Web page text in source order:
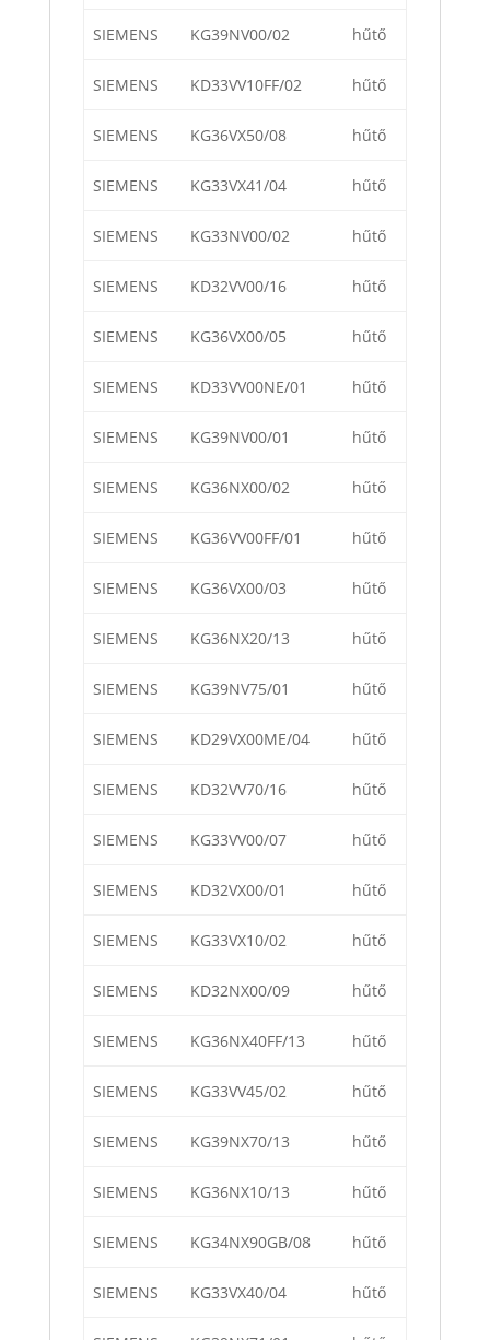
SIEMENS KG39NV00/02 hűtő
SIEMENS KD33VV10FF/02 hűtő
SIEMENS KG36VX50/08 hűtő
SIEMENS KG33VX41/04 hűtő
SIEMENS KG33NV00/02 hűtő
SIEMENS KD32VV00/16 hűtő
SIEMENS KG36VX00/05 hűtő
SIEMENS KD33VV00NE/01 hűtő
SIEMENS KG39NV00/01 hűtő
SIEMENS KG36NX00/02 hűtő
SIEMENS KG36VV00FF/01 hűtő
SIEMENS KG36VX00/03 hűtő
SIEMENS KG36NX20/13 hűtő
SIEMENS KG39NV75/01 hűtő
SIEMENS KD29VX00ME/04 hűtő
SIEMENS KD32VV70/16 hűtő
SIEMENS KG33VV00/07 hűtő
SIEMENS KD32VX00/01 hűtő
SIEMENS KG33VX10/02 hűtő
SIEMENS KD32NX00/09 hűtő
SIEMENS KG36NX40FF/13 hűtő
SIEMENS KG33VV45/02 hűtő
SIEMENS KG39NX70/13 hűtő
SIEMENS KG36NX10/13 hűtő
SIEMENS KG34NX90GB/08 hűtő
SIEMENS KG33VX40/04 hűtő